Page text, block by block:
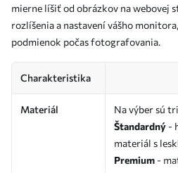
mierne líšiť od obrázkov na webovej
rozlíšenia a nastavení vášho
podmienok počas fotografovania.
Charakteristika
Materiál
Na výber sú
Štandardný -
materiál s
Premium -